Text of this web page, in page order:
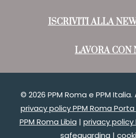
ISCRIVITI ALLA
LAVORA CON
© 2026 PPM Roma e PPM
privacy policy PPM Roma
PPM Roma Libia | privacy policy
safeguarding |